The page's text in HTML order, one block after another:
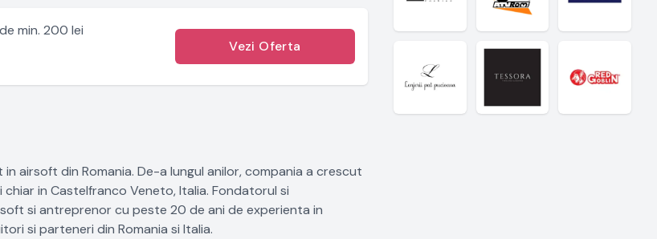
min. 200 lei
Vezi Oferta
airsoft din Romania. De-a lungul anilor, compania a crescut
in Castelfranco Veneto, Italia. Fondatorul si
si antreprenor cu peste 20 de ani de experienta in
si parteneri din Romania si Italia.